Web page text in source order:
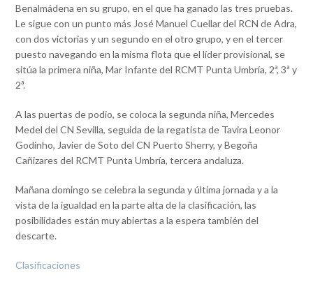
Benalmádena en su grupo, en el que ha ganado las tres pruebas.
Le sigue con un punto más José Manuel Cuellar del RCN de Adra,
con dos victorias y un segundo en el otro grupo, y en el tercer
puesto navegando en la misma flota que el líder provisional, se
sitúa la primera niña, Mar Infante del RCMT Punta Umbría, 2ª, 3ª y
2ª.
A las puertas de podio, se coloca la segunda niña, Mercedes
Medel del CN Sevilla, seguida de la regatista de Tavira Leonor
Godinho, Javier de Soto del CN Puerto Sherry, y Begoña
Cañizares del RCMT Punta Umbría, tercera andaluza.
Mañana domingo se celebra la segunda y última jornada y a la
vista de la igualdad en la parte alta de la clasificación, las
posibilidades están muy abiertas a la espera también del
descarte.
Clasificaciones